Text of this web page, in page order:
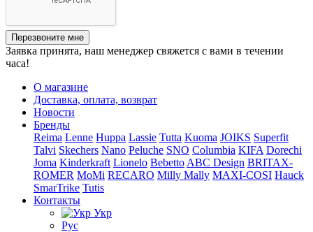
Перезвоните мне
Заявка принята, наш менеджер свяжется с вами в течении
часа!
О магазине
Доставка, оплата, возврат
Новости
Бренды
Reima Lenne Huppa Lassie Tutta Kuoma JOIKS Superfit
Talvi Skechers Nano Peluche SNO Columbia KIFA Dorechi
Joma Kinderkraft Lionelo Bebetto ABC Design BRITAX-
ROMER MoMi RECARO Milly Mally MAXI-COSI Hauck
SmarTrike Tutis
Контакты
Укр
Рус